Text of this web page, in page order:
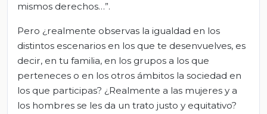
mismos derechos…”.
Pero ¿realmente observas la igualdad en los
distintos escenarios en los que te desenvuelves, es
decir, en tu familia, en los grupos a los que
perteneces o en los otros ámbitos la sociedad en
los que participas? ¿Realmente a las mujeres y a
los hombres se les da un trato justo y equitativo?